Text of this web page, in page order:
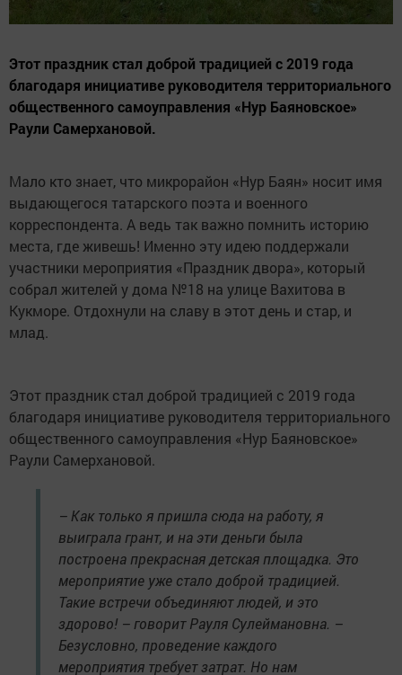
Этот праздник стал доброй традицией с 2019 года
благодаря инициативе руководителя территориального
общественного самоуправления «Нур Баяновское»
Раули Самерхановой.
Мало кто знает, что микрорайон «Нур Баян» носит имя
выдающегося татарского поэта и военного
корреспондента. А ведь так важно помнить историю
места, где живешь! Именно эту идею поддержали
участники мероприятия «Праздник двора», который
собрал жителей у дома №18 на улице Вахитова в
Кукморе. Отдохнули на славу в этот день и стар, и
млад.
Этот праздник стал доброй традицией с 2019 года
благодаря инициативе руководителя территориального
общественного самоуправления «Нур Баяновское»
Раули Самерхановой.
– Как только я пришла сюда на работу, я
выиграла грант, и на эти деньги была
построена прекрасная детская площадка. Это
мероприятие уже стало доброй традицией.
Такие встречи объединяют людей, и это
здорово! – говорит Рауля Сулеймановна. –
Безусловно, проведение каждого
мероприятия требует затрат. Но нам